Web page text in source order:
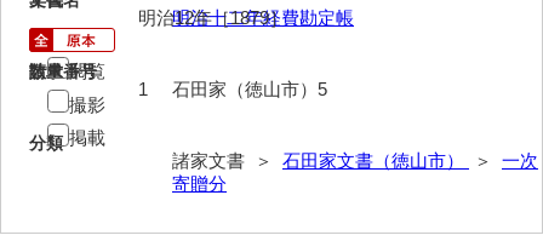
内田伸採拓史料
宇野家文書
馬屋原家文書
明治十二年経費勘定帳
請求番号
石田家（徳山市）5
分類
諸家文書 ＞ 石田家文書（徳山市） ＞ 一次
寄贈分
明治12年［1879］
数量
1
閲覧
撮影
掲載